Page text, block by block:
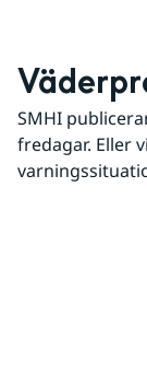
SMHI
fredagar. Eller